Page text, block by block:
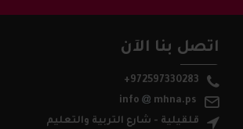
اتصل بنا الآن
+972597330283
info
mhna.ps
قلقيلية - شارع التربية والتعليم